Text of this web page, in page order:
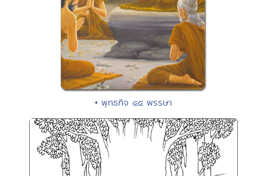
• พุทธกิจ ๔๕ พรรษา